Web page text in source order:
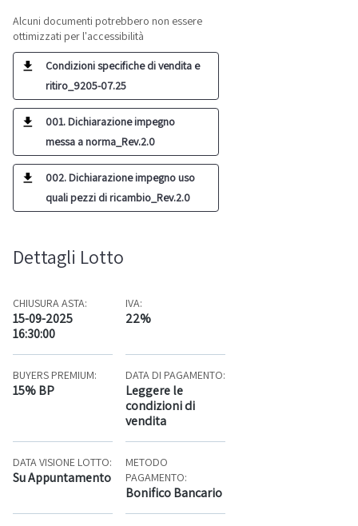
Alcuni documenti potrebbero non essere
ottimizzati per l'accessibilità
Condizioni specifiche di vendita e
ritiro_9205-07.25
001. Dichiarazione impegno
messa a norma_Rev.2.0
002. Dichiarazione impegno uso
quali pezzi di ricambio_Rev.2.0
Dettagli Lotto
CHIUSURA ASTA:
15-09-2025
16:30:00
IVA:
22%
BUYERS PREMIUM:
15% BP
DATA DI PAGAMENTO:
Leggere le
condizioni di
vendita
DATA VISIONE LOTTO:
Su Appuntamento
METODO
PAGAMENTO:
Bonifico Bancario